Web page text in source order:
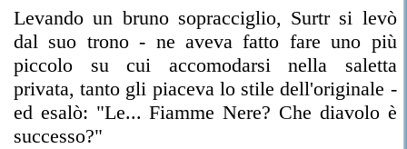
Levando un bruno sopracciglio, Surtr si levò
dal suo trono - ne aveva fatto fare uno più
piccolo su cui accomodarsi nella saletta
privata, tanto gli piaceva lo stile dell'originale -
ed esalò: "Le... Fiamme Nere? Che diavolo è
successo?"